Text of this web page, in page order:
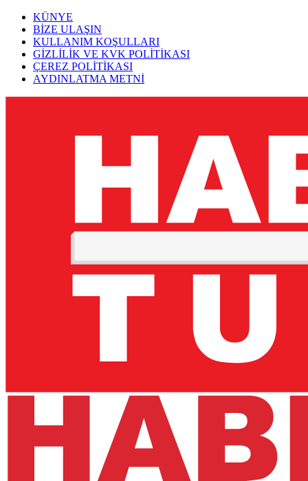
KÜNYE
BİZE ULAŞIN
KULLANIM KOŞULLARI
GİZLİLİK VE KVK POLİTİKASI
ÇEREZ POLİTİKASI
AYDINLATMA METNİ